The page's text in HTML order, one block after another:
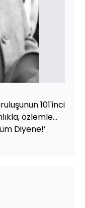
101'inci
özlemle...
Diyene!’